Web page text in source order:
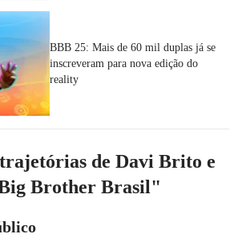
BBB 25: Mais de 60 mil duplas já se
inscreveram para nova edição do
reality
de Davi Brito e
Brother Brasil"